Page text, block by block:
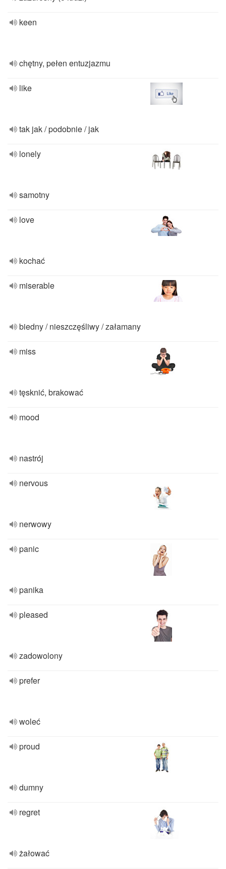
keen
chętny, pełen entuzjazmu
like
tak jak / podobnie / jak
lonely
samotny
love
kochać
miserable
biedny / nieszczęśliwy / załamany
miss
tęsknić, brakować
mood
nastrój
nervous
nerwowy
panic
panika
pleased
zadowolony
prefer
woleć
proud
dumny
regret
żałować